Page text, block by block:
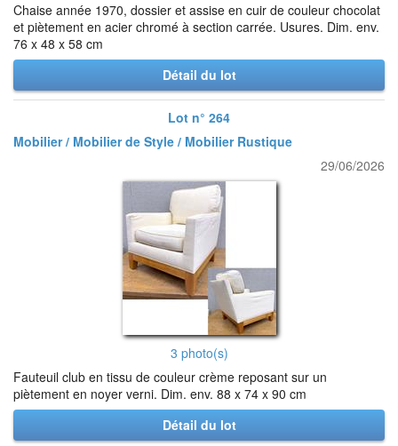
Chaise année 1970, dossier et assise en cuir de couleur chocolat
et piètement en acier chromé à section carrée. Usures. Dim. env.
76 x 48 x 58 cm
Détail du lot
Lot n° 264
Mobilier / Mobilier de Style / Mobilier Rustique
29/06/2026
3 photo(s)
Fauteuil club en tissu de couleur crème reposant sur un
piètement en noyer verni. Dim. env. 88 x 74 x 90 cm
Détail du lot